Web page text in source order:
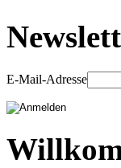
E-Mail-Adresse